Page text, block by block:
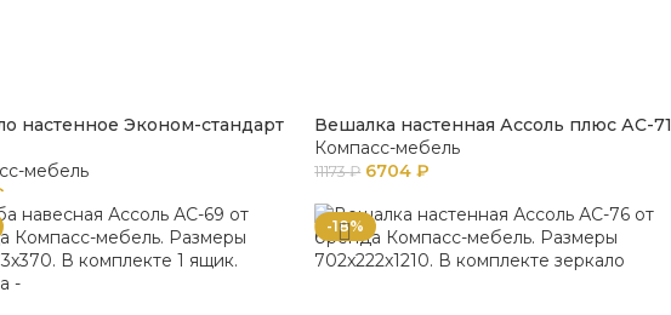
настенное Эконом-стандарт
мебель
Вешалка настенная Ассоль плюс АС-71
Компасс-мебель
11173₽ 6704₽
-18%